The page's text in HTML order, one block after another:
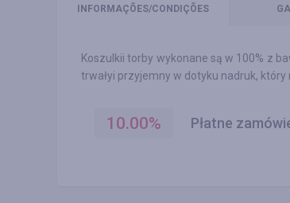
INFORMAÇÕES/CONDIÇÕES
Koszulkii torby wykonane są w 100% z
trwałyi przyjemny w dotyku nadruk,
10.00% Płatne